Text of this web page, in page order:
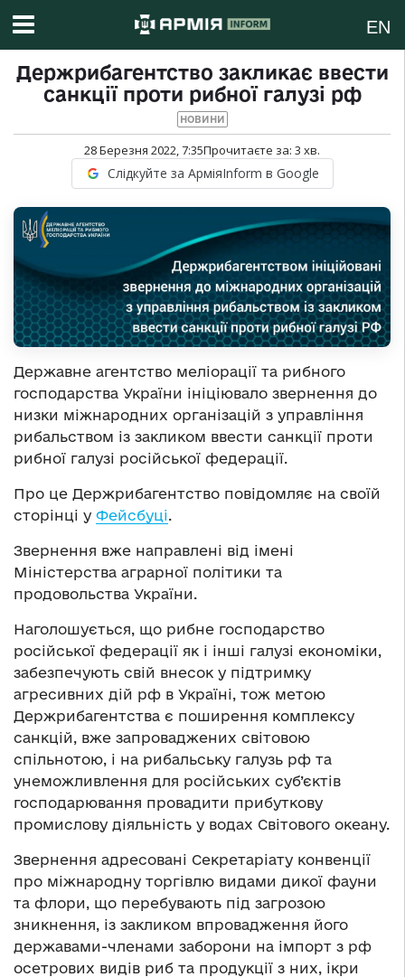
EN
Держрибагентство закликає ввести
санкції проти рибної галузі рф
НОВИНИ
28 Березня 2022, 7:35Прочитаєте за: 3 хв.
Слідкуйте за АрміяInform в Google
Державне агентство меліорації та рибного
господарства України ініціювало звернення до
низки міжнародних організацій з управління
рибальством із закликом ввести санкції проти
рибної галузі російської федерації.
Про це Держрибагентство повідомляє на своїй
сторінці у Фейсбуці.
Звернення вже направлені від імені
Міністерства аграрної політики та
продовольства України.
Наголошується, що рибне господарство
російської федерації як і інші галузі економіки,
забезпечують свій внесок у підтримку
агресивних дій рф в Україні, тож метою
Держрибагентства є поширення комплексу
санкцій, вже запроваджених світовою
спільнотою, і на рибальську галузь рф та
унеможливлення для російських суб’єктів
господарювання провадити прибуткову
промислову діяльність у водах Світового океану.
Звернення адресовані Секретаріату конвенції
про міжнародну торгівлю видами дикої фауни
та флори, що перебувають під загрозою
зникнення, із закликом впровадження його
державами-членами заборони на імпорт з рф
осетрових видів риб та продукції з них, ікри